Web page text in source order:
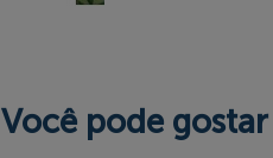
Você pode gostar